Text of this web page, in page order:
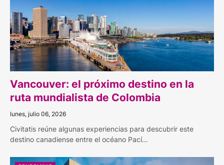
Vancouver: el próximo destino en la
ruta mundialista de Colombia
lunes, julio 06, 2026
Civitatis reúne algunas experiencias para descubrir este
destino canadiense entre el océano Pací…